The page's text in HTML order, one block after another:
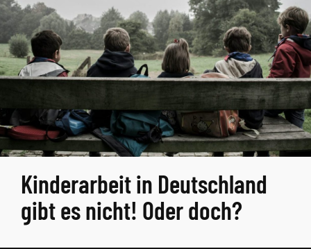
Kinderarbeit in Deutschland
gibt es nicht! Oder doch?